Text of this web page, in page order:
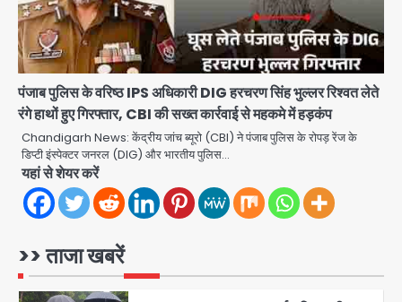
पंजाब पुलिस के वरिष्ठ IPS अधिकारी DIG हरचरण सिंह भुल्लर रिश्वत लेते
रंगे हाथों हुए गिरफ्तार, CBI की सख्त कार्रवाई से महकमे में हड़कंप
Chandigarh News: केंद्रीय जांच ब्यूरो (CBI) ने पंजाब पुलिस के रोपड़ रेंज के
डिप्टी इंस्पेक्टर जनरल (DIG) और भारतीय पुलिस…
यहां से शेयर करें
>> ताजा खबरें
5
DC Movie Review: लोकेश कनगराज की
एक्टिंग डेब्यू फिल्म विजुअली स्ट्राइकिंग लेकिन
स्क्रीनप्ले में कमजोर, लेकिन कहानी अधूरी रह
गई, 3 स्टार रेटिंग
Avinash Kumar
1
Felix Hospital Noida: फेलिक्स
हॉस्पिटल और नोएडा लोक मंच की पहल, अब
सिर्फ 30 रुपये में मिलेगी 24 घंटे ऑनलाइन
Avinash Kumar
2
Noida Authority: कर्तव्यनिष्ठा की
आरडब्ल्यूए ने जताया आभार